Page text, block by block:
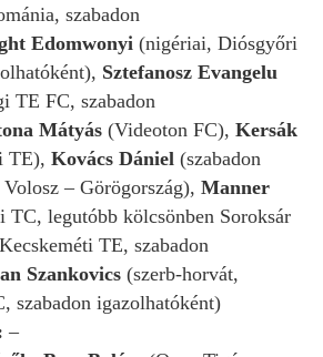
szabadon
Edomwonyi (nigériai, Diósgyőri
Sztefanosz Evangelu
TE FC, szabadon
Mátyás (Videoton FC), Kersák
TE), Kovács Dániel (szabadon
– Görögország), Manner
TC, legutóbb kölcsönben Soroksár
TE, szabadon
Szankovics (szerb-horvát,
szabadon igazolhatóként)
–